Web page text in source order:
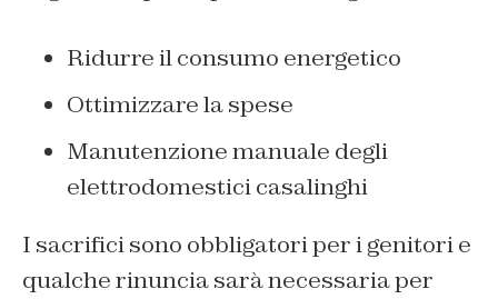
Ridurre il consumo energetico
Ottimizzare la spese
Manutenzione manuale degli
elettrodomestici casalinghi
I sacrifici sono obbligatori per i genitori e
qualche rinuncia sarà necessaria per